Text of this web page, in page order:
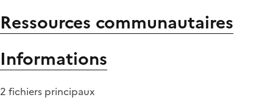
Ressources communautaires
Informations
2 fichiers principaux